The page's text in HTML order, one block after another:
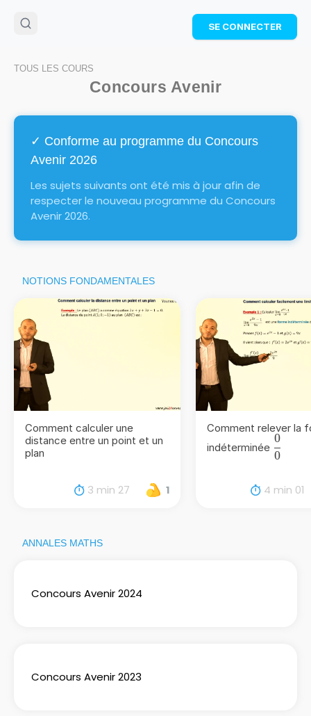
🌴Cahier de vacances offert
: révise les maths cet
Télécharge ton PDF gratuit et progresse avec des
SE CONNECTER
TOUS LES COURS
Concours Avenir
✓ Conforme au programme du Concours
Avenir 2026
Les sujets suivants ont été mis à jour afin de
respecter le nouveau programme du Concours
Avenir2026.
NOTIONS FONDAMENTALES
Comment calculer une
distance entre un point et un
plan
3 min 27 1
Comment relever la
indéterminée
0
0
4 min 01
ANNALES MATHS
Concours Avenir 2024
Concours Avenir 2023